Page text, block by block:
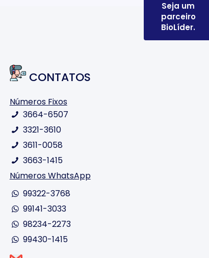
Seja um
parceiro
BioLíder.
CONTATOS
Números Fixos
3664-6507
3321-3610
3611-0058
3663-1415
Números WhatsApp
99322-3768
99141-3033
98234-2273
99430-1415